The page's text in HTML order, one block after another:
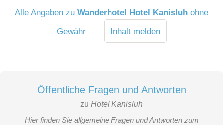
Alle Angaben zuWanderhotel Hotel Kanisluh ohne
Gewähr
Inhalt melden
Öffentliche Fragen und Antworten
zu Hotel Kanisluh
Hier finden Sie allgemeine Fragen und Antworten zum